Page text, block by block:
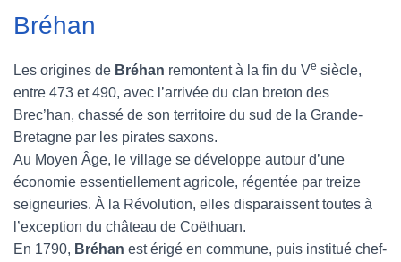
Bréhan
Les origines de Bréhan remontent à la fin du Ve siècle,
entre 473 et 490, avec l’arrivée du clan breton des
Brec’han, chassé de son territoire du sud de la Grande-
Bretagne par les pirates saxons.
Au Moyen Âge, le village se développe autour d’une
économie essentiellement agricole, régentée par treize
seigneuries. À la Révolution, elles disparaissent toutes à
l’exception du château de Coëthuan.
En 1790, Bréhan est érigé en commune, puis institué chef-